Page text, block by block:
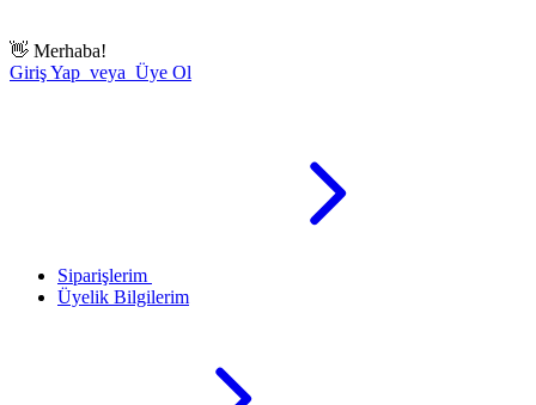
👋 Merhaba!
Giriş Yap veya Üye Ol
Siparişlerim
Üyelik Bilgilerim